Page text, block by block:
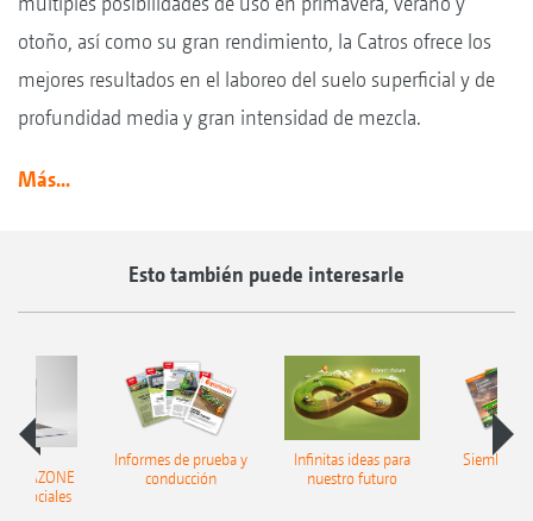
otoño, así como su gran rendimiento, la Catros ofrece los
mejores resultados en el laboreo del suelo superficial y de
profundidad media y gran intensidad de mezcla.
Más...
Esto también puede interesarle
AMAZONE
sociales
Informes de prueba y
conducción
Infinitas ideas para
nuestro futuro
Siembra